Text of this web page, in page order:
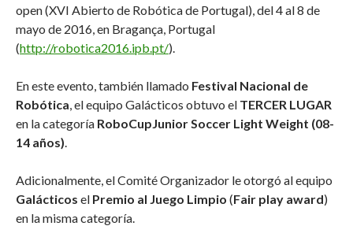
open (XVI Abierto de Robótica de Portugal), del 4 al 8 de
mayo de 2016, en Bragança, Portugal
(http://robotica2016.ipb.pt/).
En este evento, también llamado Festival Nacional de
Robótica, el equipo Galácticos obtuvo el TERCER LUGAR
en la categoría RoboCupJunior Soccer Light Weight (08-
14 años).
Adicionalmente, el Comité Organizador le otorgó al equipo
Galácticos el Premio al Juego Limpio (Fair play award)
en la misma categoría.